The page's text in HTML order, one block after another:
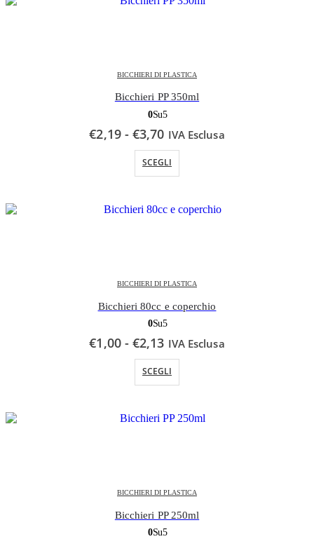
BICCHIERI DI PLASTICA
Bicchieri PP 350ml
0Su 5
€2,19 - €3,70Fascia
prezzo:
da
€3,70
IVA Esclusa
SCEGLI
Questo prodotto ha più varianti. Le opzioni possono essere scelte nella pagina del prodotto
BICCHIERI DI PLASTICA
Bicchieri 80cc e coperchio
0Su 5
€1,00 - €2,13Fascia
prezzo:
da
€2,13
IVA Esclusa
SCEGLI
Questo prodotto ha più varianti. Le opzioni possono essere scelte nella pagina del prodotto
BICCHIERI DI PLASTICA
Bicchieri PP 250ml
0Su 5